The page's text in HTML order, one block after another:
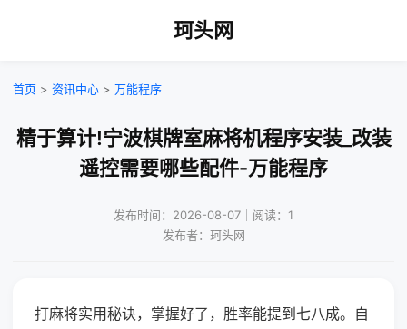
珂头网
首页 > 资讯中心 > 万能程序
精于算计!宁波棋牌室麻将机程序安装_改装
遥控需要哪些配件-万能程序
发布时间：2026-08-07｜阅读：1
发布者：珂头网
打麻将实用秘诀，掌握好了，胜率能提到七八成。自